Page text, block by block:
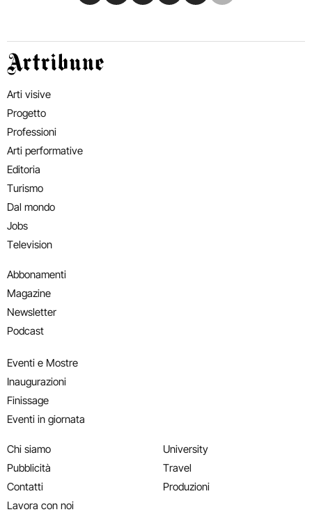
Artribune
Arti visive
Progetto
Professioni
Arti performative
Editoria
Turismo
Dal mondo
Jobs
Television
Abbonamenti
Magazine
Newsletter
Podcast
Eventi e Mostre
Inaugurazioni
Finissage
Eventi in giornata
Chi siamo
Pubblicità
Contatti
Lavora con noi
University
Travel
Produzioni